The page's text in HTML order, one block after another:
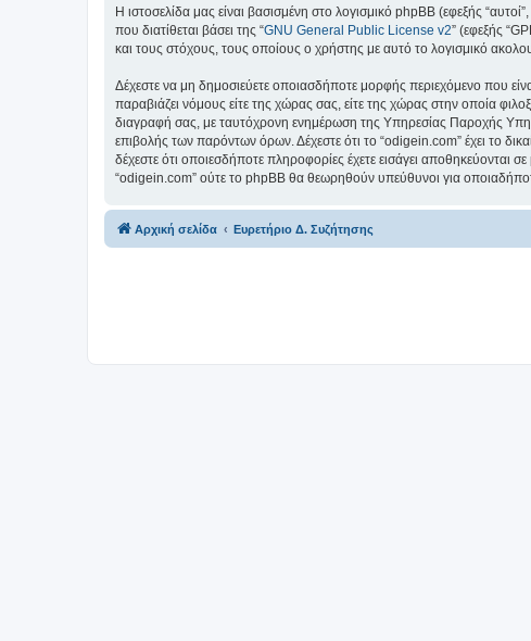
Η ιστοσελίδα μας είναι βασισμένη στο λογισμικό phpBB (εφεξής
που διατίθεται βάσει της “GNU General Public License v2” (εφεξής
και τους στόχους, τους οποίους ο χρήστης με αυτό το λογισμικό
Δέχεστε να μη δημοσιεύετε οποιασδήποτε μορφής περιεχόμενο που
παραβιάζει νόμους είτε της χώρας σας, είτε της χώρας στην οποία
διαγραφή σας, με ταυτόχρονη ενημέρωση της Υπηρεσίας Παροχής
επιβολής των παρόντων όρων. Δέχεστε ότι το “odigein.com” έχει το
δέχεστε ότι οποιεσδήποτε πληροφορίες έχετε εισάγει
“odigein.com” ούτε το phpBB θα θεωρηθούν υπεύθυνοι για
Αρχική σελίδα Ευρετήριο Δ. Συζήτησης